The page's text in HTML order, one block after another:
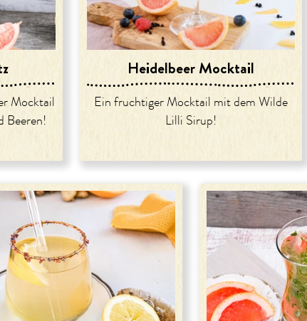
Mocktail
Beeren!
Heidelbeer Mocktail
Ein fruchtiger Mocktail mit dem Wilde
Lilli Sirup!